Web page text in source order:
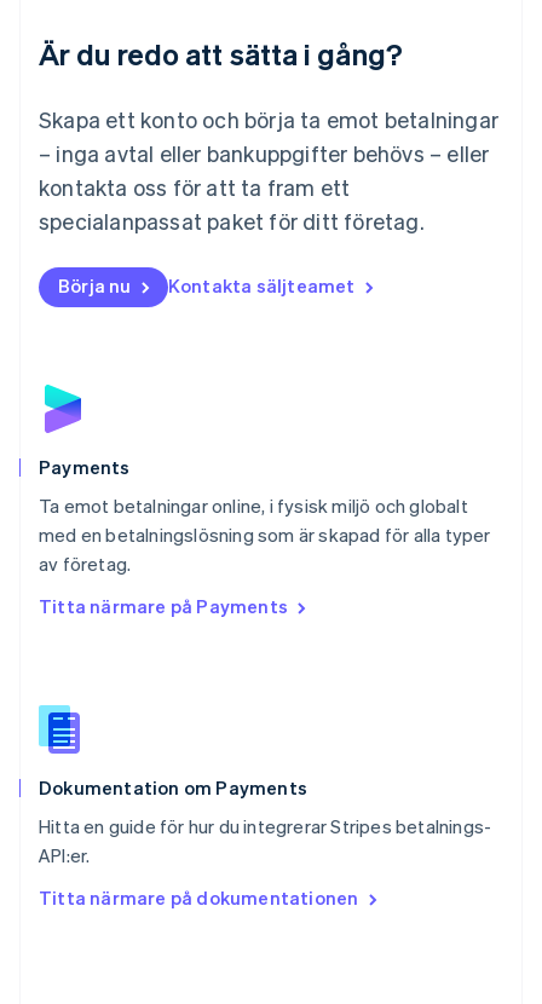
Är du redo att sätta i gång?
Skapa ett konto och börja ta emot betalningar
– inga avtal eller bankuppgifter behövs – eller
kontakta oss för att ta fram ett
specialanpassat paket för ditt företag.
Börja nu Kontakta säljteamet
Payments
Ta emot betalningar online, i fysisk miljö och globalt
med en betalningslösning som är skapad för alla typer
av företag.
Titta närmare på Payments
Dokumentation om Payments
Hitta en guide för hur du integrerar Stripes betalnings-
API:er.
Titta närmare på dokumentationen
Malaysia
English
Mexiko
Nederländerna
NederlandsEnglish
English
Nya Zeeland
Portugal
Português
English
DeutschFrançaisItalianoEnglish
Singapore
English简体中文
English
Español
Storbritannien
Sverige
Thailand
ไทย
English